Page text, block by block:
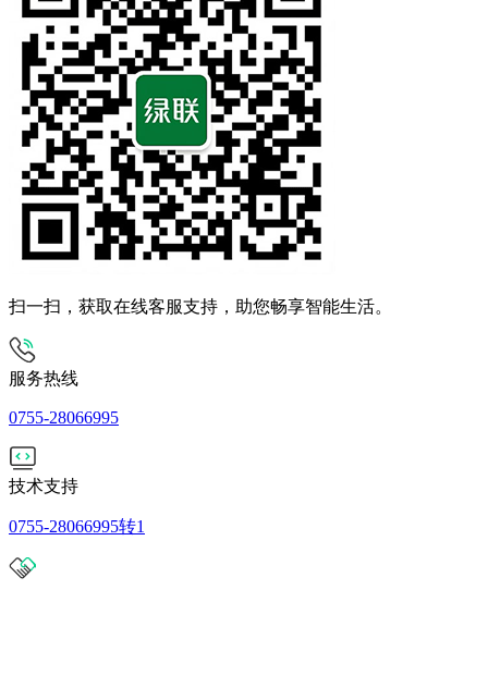
扫一扫，获取在线客服支持，助您畅享智能生活。
服务热线
0755-28066995
技术支持
0755-28066995转1